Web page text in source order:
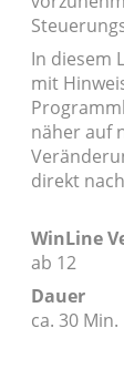
In diesem
mit
näher auf
direkt
WinLine
ab 12
Dauer
ca. 30 Min.